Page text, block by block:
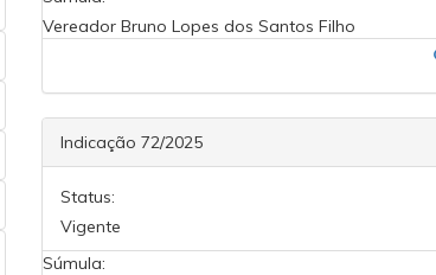
Vereador Bruno Lopes dos Santos Filho
Indicação 72/2025
Status:
Vigente
Súmula: